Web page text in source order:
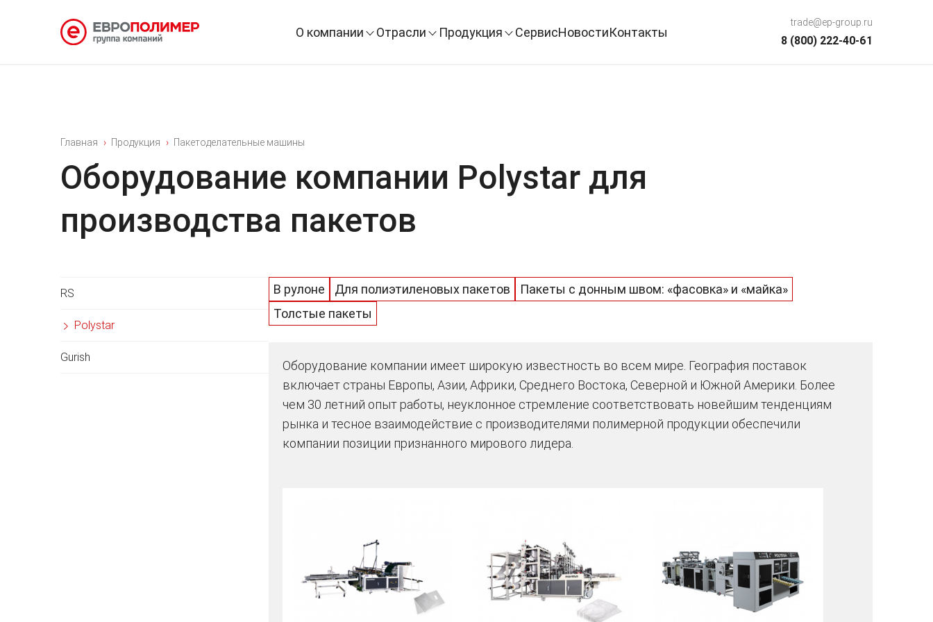
О компании Отрасли Продукция СервисНовостиКонтакты
trade@ep-group.ru
8 (800) 222-40-61
Главная Продукция Пакетоделательные машины
Оборудование компании Polystar для
производства пакетов
RS
Polystar
Gurish
В рулоне Для полиэтиленовых пакетов
Пакеты с донным швом: «фасовка» и «майка»
Толстые пакеты
Оборудование компании имеет широкую известность во всем мире. География поставок
включает страны Европы, Азии, Африки, Среднего Востока, Северной и Южной Америки. Более
чем 30 летний опыт работы, неуклонное стремление соответствовать новейшим тенденциям
рынка и тесное взаимодействие с производителями полимерной продукции обеспечили
компании позиции признанного мирового лидера.